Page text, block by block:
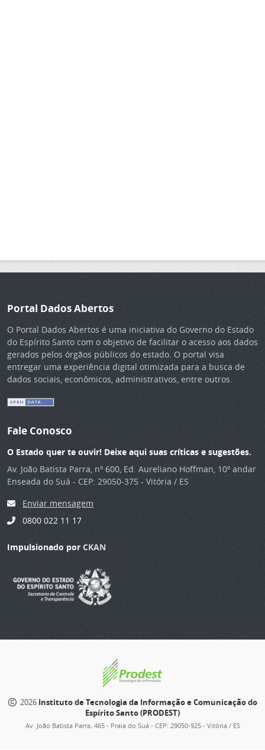
Portal Dados Abertos
O Portal Dados Abertos é uma iniciativa do Governo do Estado
do Espírito Santo com o objetivo de facilitar o acesso aos dados
gerados pelos órgãos públicos do estado. O portal visa
entregar uma experiência digital otimizada para a busca de
dados sociais, econômicos, administrativos, entre outros.
Fale Conosco
O Estado quer te ouvir! Deixe aqui suas críticas e sugestões.
Av. João Batista Parra, nº 600, Ed. Aureliano Hoffman, 10º andar
Enseada do Suá - CEP: 29050-375 - Vitória / ES
Enviar mensagem
0800 022 11 17
Impulsionado por CKAN
2026 Instituto de Tecnologia da Informação e Comunicação do
Espírito Santo (PRODEST)
Av. João Batista Parra, 465 - Praia do Suá - CEP: 29050-925 - Vitória / ES